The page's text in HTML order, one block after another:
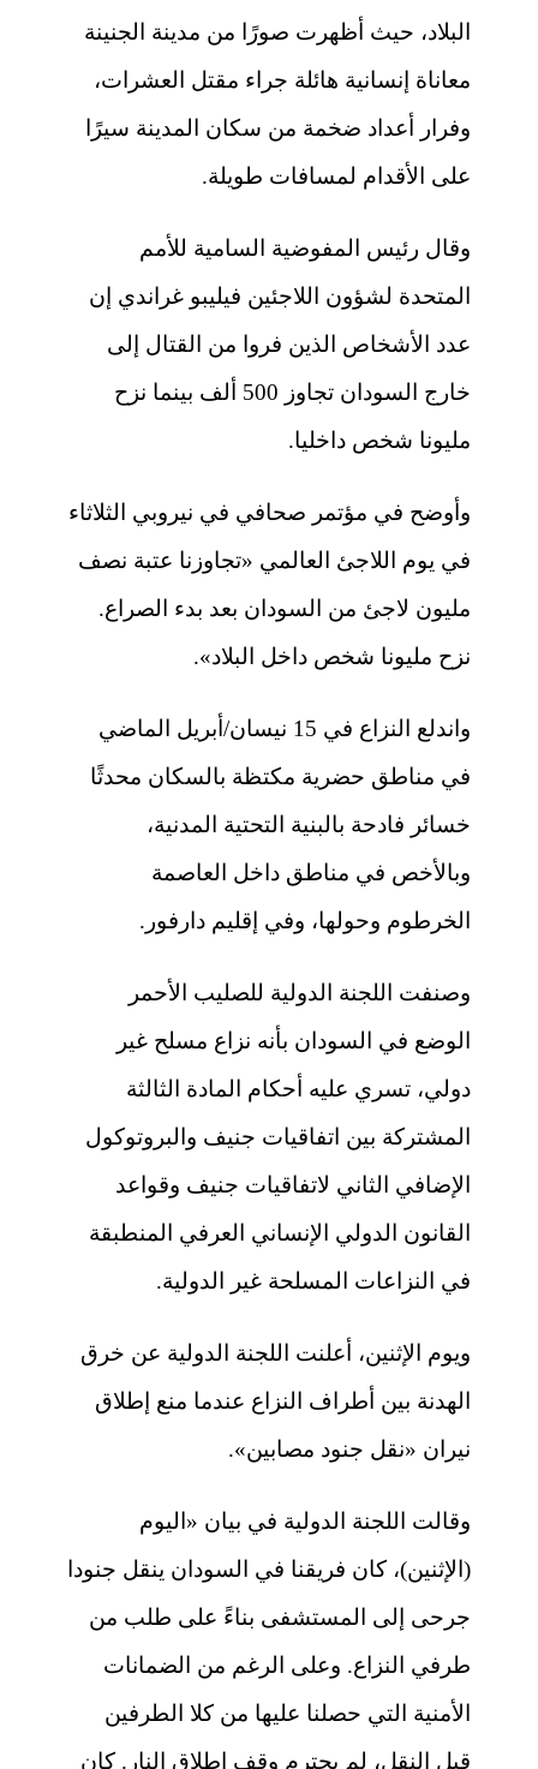
البلاد، حيث أظهرت صورًا من مدينة الجنينة
معاناة إنسانية هائلة جراء مقتل العشرات،
وفرار أعداد ضخمة من سكان المدينة سيرًا
على الأقدام لمسافات طويلة.
وقال رئيس المفوضية السامية للأمم
المتحدة لشؤون اللاجئين فيليبو غراندي إن
عدد الأشخاص الذين فروا من القتال إلى
خارج السودان تجاوز 500 ألف بينما نزح
مليونا شخص داخليا.
وأوضح في مؤتمر صحافي في نيروبي الثلاثاء
في يوم اللاجئ العالمي «تجاوزنا عتبة نصف
مليون لاجئ من السودان بعد بدء الصراع.
نزح مليونا شخص داخل البلاد».
واندلع النزاع في 15 نيسان/أبريل الماضي
في مناطق حضرية مكتظة بالسكان محدثًا
خسائر فادحة بالبنية التحتية المدنية،
وبالأخص في مناطق داخل العاصمة
الخرطوم وحولها، وفي إقليم دارفور.
وصنفت اللجنة الدولية للصليب الأحمر
الوضع في السودان بأنه نزاع مسلح غير
دولي، تسري عليه أحكام المادة الثالثة
المشتركة بين اتفاقيات جنيف والبروتوكول
الإضافي الثاني لاتفاقيات جنيف وقواعد
القانون الدولي الإنساني العرفي المنطبقة
في النزاعات المسلحة غير الدولية.
ويوم الإثنين، أعلنت اللجنة الدولية عن خرق
الهدنة بين أطراف النزاع عندما منع إطلاق
نيران «نقل جنود مصابين».
وقالت اللجنة الدولية في بيان «اليوم
(الإثنين)، كان فريقنا في السودان ينقل جنودا
جرحى إلى المستشفى بناءً على طلب من
طرفي النزاع. وعلى الرغم من الضمانات
الأمنية التي حصلنا عليها من كلا الطرفين
قبل النقل، لم يحترم وقف إطلاق النار. كان